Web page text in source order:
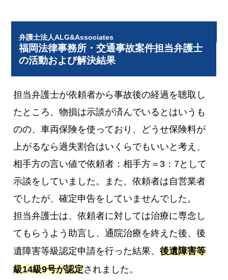
弁護士法人ALG&Associates
福岡法律事務所・交通事故案件担当弁護士
の活動および解決結果
担当弁護士が依頼者から事故後の経過を聴取し
たところ、物損は示談が済んでいるとはいうも
のの、車両保険を使っており、どうせ保険料が
上がるなら過失割合はいくらでもいいと考え、
相手方の言い値で依頼者：相手方＝3：7として
示談をしていました。また、依頼者は自営業者
でしたが、確定申告をしていませんでした。
担当弁護士は、依頼者に対しては治療に専念し
てもらうよう助言し、通院治療を終えた後、後
遺障害等級認定申請を行った結果、後遺障害等
級14級9号が認定されました。